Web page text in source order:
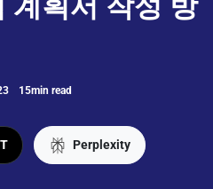
15min read
Perplexity